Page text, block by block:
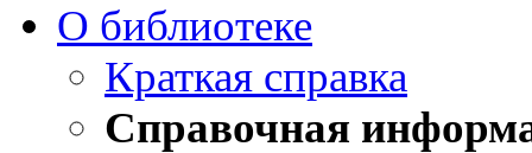
О библиотеке
Краткая справка
Справочная